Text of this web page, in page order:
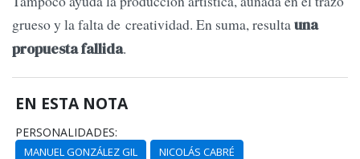
grueso y la falta de creatividad. En suma, resultauna
propuesta fallida.
EN ESTA NOTA
PERSONALIDADES:
MANUEL GONZÁLEZ GIL
NICOLÁS CABRÉ